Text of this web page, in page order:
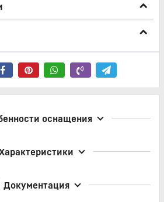
оснащения
Документация